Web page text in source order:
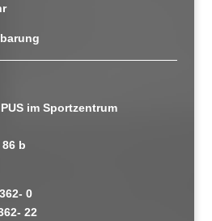
im Sportzentrum
b
0
22